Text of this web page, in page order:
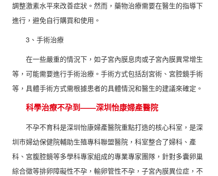
調整激素水平來改善症狀。然而，藥物治療需要在醫生的指導下
進行，避免自行購買和使用。
3、手術治療
在一些嚴重的情況下，如子宮內膜息肉或子宮內膜異常增生
等，可能需要進行手術治療。手術方式包括刮宮術、宮腔鏡手術
等，具體手術方式需根據患者的具體情況和醫生的建議來確定。
科學治療不孕到——深圳怡康婦產醫院
不孕不育科是深圳怡康婦產醫院重點打造的核心科室，是深
圳市婦幼保健院輔助生殖專科聯盟醫院，科室整合了婦科、產
科、宮腹腔鏡等多學科專家組成的專業專家團隊，針對多囊卵巢
綜合徵等排卵障礙性不孕，輸卵管性不孕，子宮內膜異位症，不